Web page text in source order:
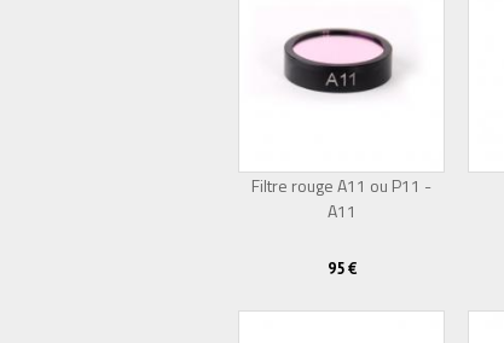
Filtre rouge A11 ou P11 -
A11
95 €